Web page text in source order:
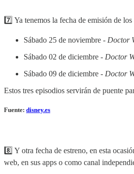
7️⃣ Ya tenemos la fecha de emisión de los
Sábado 25 de noviembre - Doctor
Sábado 02 de diciembre - Doctor
Sábado 09 de diciembre - Doctor
Estos tres episodios servirán de puente
Fuente: disney.es
8️⃣ ‎‎‎Y otra fecha de estreno, en esta
web, en sus apps o como canal